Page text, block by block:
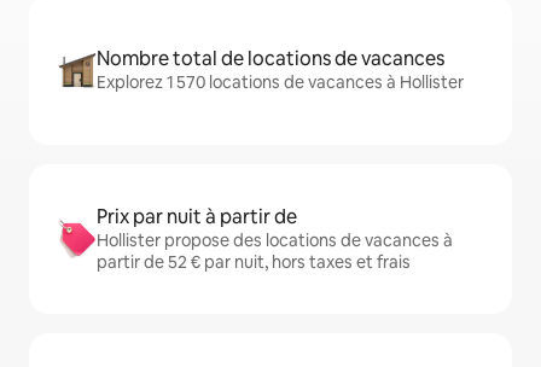
Nombre total de locations de vacances
Explorez 1 570 locations de vacances à Hollister
Prix par nuit à partir de
Hollister propose des locations de vacances à
partir de 52 € par nuit, hors taxes et frais